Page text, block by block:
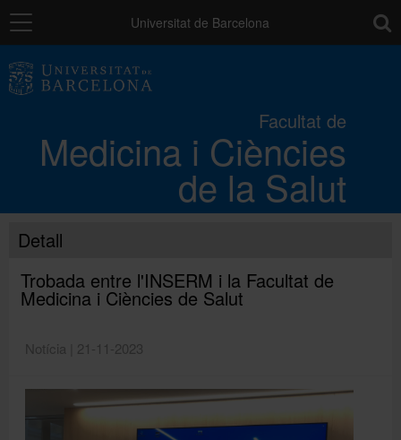
Navegació Universitat de Barcelona
Facultat de
Medicina i Ciències
de la Salut
Els campus
Docència
Convocatòries i ajuts
Detall
Trobada entre l'INSERM i la Facultat de
Medicina i Ciències de Salut
Notícia | 21-11-2023